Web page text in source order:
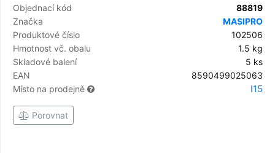
Objednací kód
88819
Značka
MASIPRO
Produktové číslo
102506
Hmotnost vč. obalu
1.5 kg
Skladové balení
5 ks
EAN
8590499025063
Místo na prodejně
I15
Porovnat